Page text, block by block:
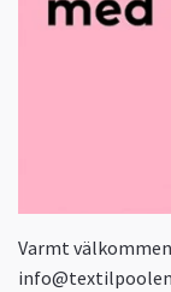
Varmt